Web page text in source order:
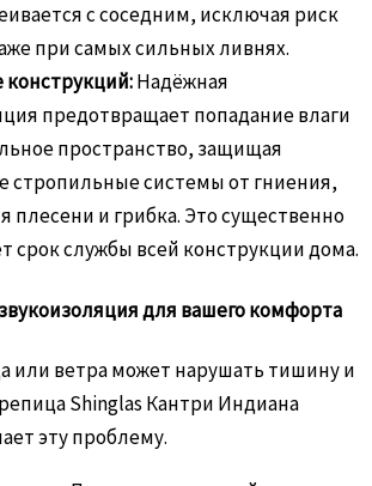
с соседним, исключая риск
при самых сильных ливнях.
конструкций:Надёжная
предотвращает попадание влаги
пространство, защищая
стропильные системы от гниения,
плесени и грибка. Это существенно
срок службы всей конструкции дома.
для вашего комфорта
или ветра может нарушать тишину и
Shinglas Кантри Индиана
эту проблему.